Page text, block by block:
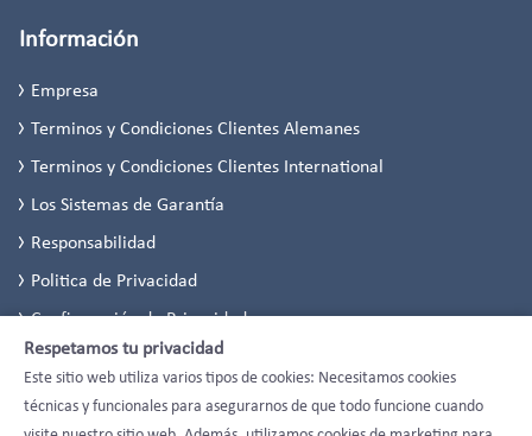
Información
Empresa
Terminos y Condiciones Clientes Alemanes
Terminos y Condiciones Clientes International
Los Sistemas de Garantía
Responsabilidad
Politica de Privacidad
Configuración de Privacidad
Respetamos tu privacidad
Este sitio web utiliza varios tipos de cookies: Necesitamos cookies
técnicas y funcionales para asegurarnos de que todo funcione cuando